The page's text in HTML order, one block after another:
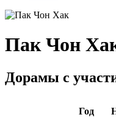
Пак Чон
Дорамы с
Год